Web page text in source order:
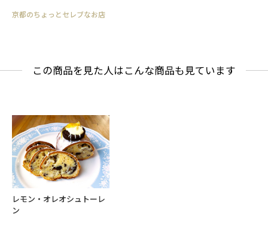
京都のちょっとセレブなお店
この商品を見た人はこんな商品も見ています
レモン・オレオシュトーレ
ン